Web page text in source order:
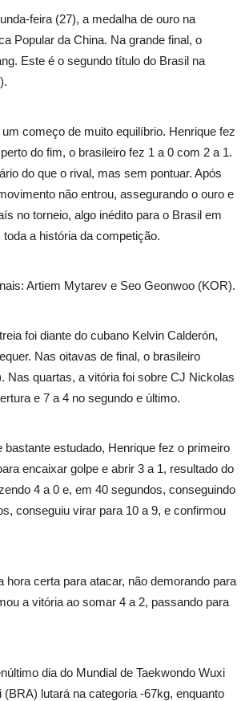
feira (27), a medalha de ouro na
Popular da China. Na grande final, o
Este é o segundo título do Brasil na
começo de muito equilíbrio. Henrique fez
do fim, o brasileiro fez 1 a 0 com 2 a 1.
do que o rival, mas sem pontuar. Após
não entrou, assegurando o ouro e
no torneio, algo inédito para o Brasil em
a história da competição.
Artiem Mytarev e Seo Geonwoo (KOR).
foi diante do cubano Kelvin Calderón,
Nas oitavas de final, o brasileiro
Nas quartas, a vitória foi sobre CJ Nickolas
e 7 a 4 no segundo e último.
estudado, Henrique fez o primeiro
encaixar golpe e abrir 3 a 1, resultado do
4 a 0 e, em 40 segundos, conseguindo
conseguiu virar para 10 a 9, e confirmou
certa para atacar, não demorando para
a vitória ao somar 4 a 2, passando para
dia do Mundial de Taekwondo Wuxi
lutará na categoria -67kg, enquanto